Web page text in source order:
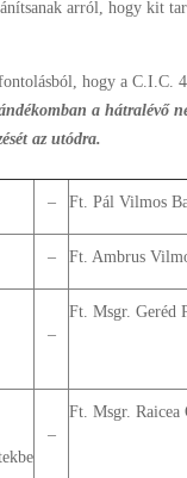
arról, hogy kit
hogy a C.I.C.
a hátralévő
az utódra.
– Ft. Pál Vilmos
– Ft. Ambrus
–
Ft. Msgr. Geréd
–
Ft. Msgr. Raicea